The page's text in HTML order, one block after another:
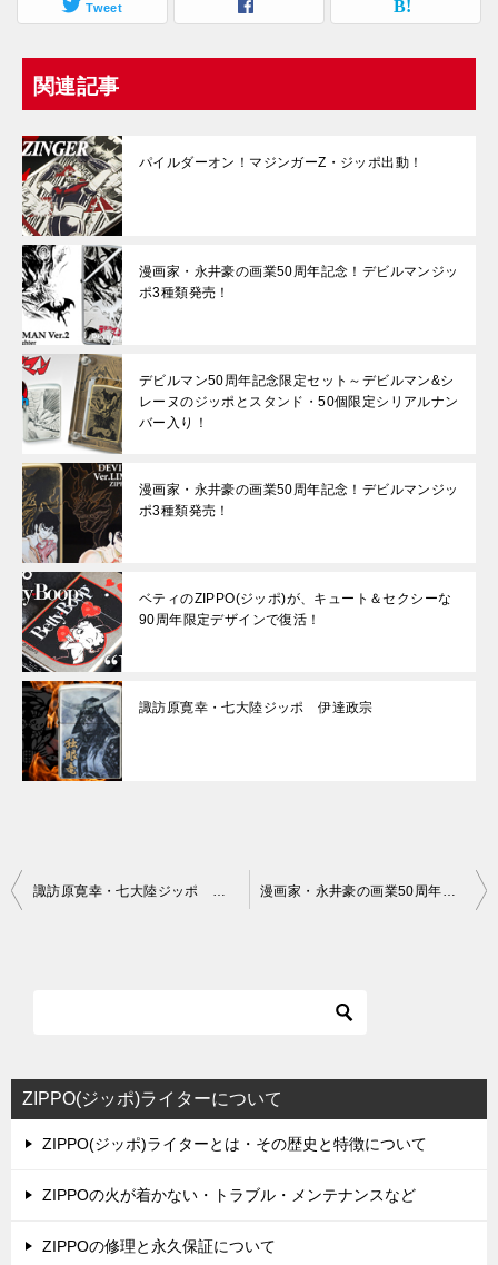
Tweet
関連記事
パイルダーオン！マジンガーZ・ジッポ出動！
漫画家・永井豪の画業50周年記念！デビルマンジッ
ポ3種類発売！
デビルマン50周年記念限定セット～デビルマン&シ
レーヌのジッポとスタンド・50個限定シリアルナン
バー入り！
漫画家・永井豪の画業50周年記念！デビルマンジッ
ポ3種類発売！
ベティのZIPPO(ジッポ)が、キュート＆セクシーな
90周年限定デザインで復活！
諏訪原寛幸・七大陸ジッポ 伊達政宗
投
シ
ョ
諏訪原寛幸・七大陸ジッポ 伊達政宗 漫画家・永井豪の画業50周年記念！デビルマンジッポ3種類発売！
ZIPPO(ジッポ)ライターについて
ZIPPO(ジッポ)ライターとは・その歴史と特徴について
ZIPPOの火が着かない・トラブル・メンテナンスなど
ZIPPOの修理と永久保証について